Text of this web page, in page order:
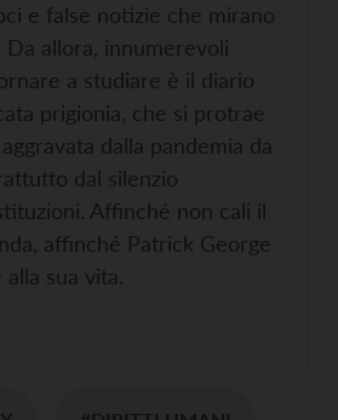
e false notizie che mirano
Da allora, innumerevoli
a studiare è il diario
prigionia, che si protrae
dalla pandemia da
dal silenzio
Affinché non cali il
affinché Patrick George
sua vita.